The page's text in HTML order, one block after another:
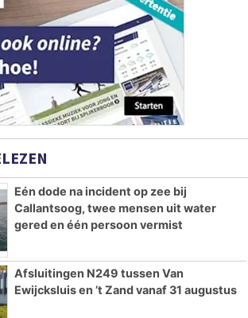
Eén dode na incident op zee bij
Callantsoog, twee mensen uit water
gered en één persoon vermist
Afsluitingen N249 tussen Van
Ewijcksluis en ’t Zand vanaf 31 augustus